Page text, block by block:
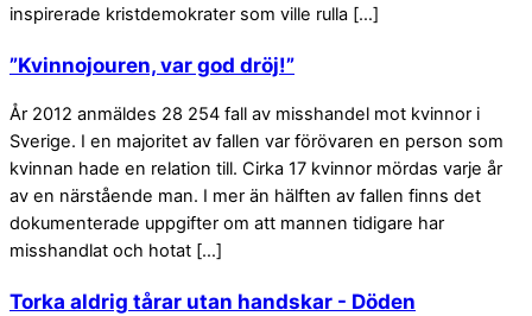
inspirerade kristdemokrater som ville rulla […]
”Kvinnojouren, var god dröj!”
År 2012 anmäldes 28 254 fall av misshandel mot kvinnor i
Sverige. I en majoritet av fallen var förövaren en person som
kvinnan hade en relation till. Cirka 17 kvinnor mördas varje år
av en närstående man. I mer än hälften av fallen finns det
dokumenterade uppgifter om att mannen tidigare har
misshandlat och hotat […]
Torka aldrig tårar utan handskar - Döden